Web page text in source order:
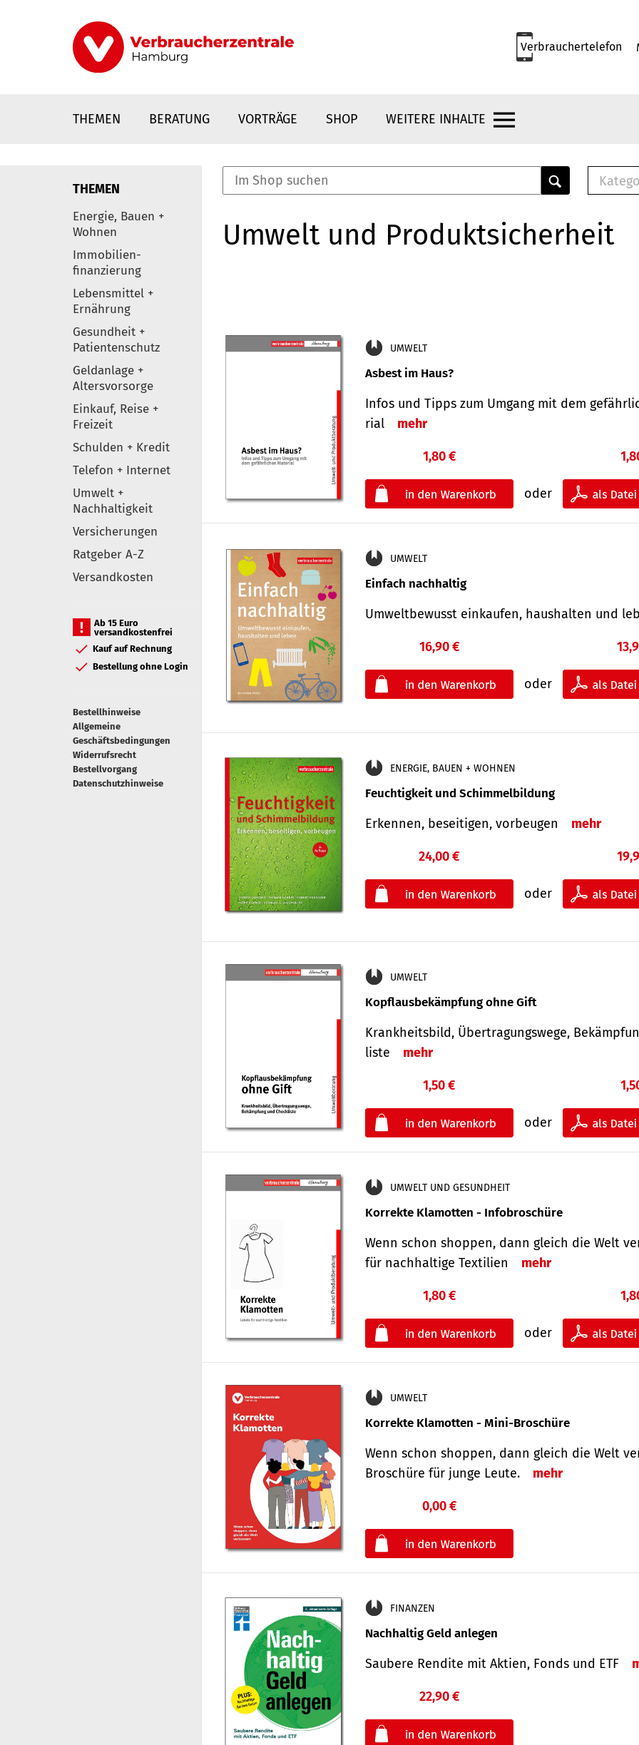
Verbrauchertelefon
THEMEN BERATUNG VORTRÄGE SHOP WEITERE INHALTE
Elemente
THEMEN
Energie, Bauen +
Wohnen
Immobilien-
finanzierung
Lebensmittel +
Ernährung
Gesundheit +
Patientenschutz
Geldanlage +
Altersvorsorge
Einkauf, Reise +
Freizeit
Schulden + Kredit
Telefon + Internet
Umwelt +
Nachhaltigkeit
Versicherungen
Ratgeber A-Z
Versandkosten
Ab 15 Euro
versandkostenfrei
Kauf auf Rechnung
Bestellung ohne Login
Bestellhinweise
Allgemeine
Geschäftsbedingungen
Widerrufsrecht
Bestellvorgang
Datenschutzhinweise
Umwelt und Produktsicherheit
UMWELT
Asbest im Haus?
Infos und Tipps zum Um­gang mit dem
rial
mehr
1,80 €
oder
UMWELT
Einfach nachhaltig
Umweltbewusst einkaufen, haushalten und
16,90 €
oder
ENERGIE, BAUEN + WOHNEN
Feuchtigkeit und Schimmelbildung
Erkennen, beseitigen, vorbeugen mehr
24,00 €
oder
UMWELT
Kopflausbekämpfung ohne Gift
Krankheits­bild, Übertra­gungs­wege,
liste
mehr
1,50 €
oder
UMWELT UND GESUNDHEIT
Korrekte Klamotten - Infobroschüre
Wenn schon shoppen, dann gleich die Welt
für nachhaltige Textilien
mehr
1,80 €
oder
UMWELT
Korrekte Klamotten - Mini-Broschüre
Wenn schon shoppen, dann gleich die Welt
Broschüre für junge Leute.
mehr
0,00 €
FINANZEN
Nachhaltig Geld anlegen
Saubere Rendite mit Aktien, Fonds und ETF
22,90 €